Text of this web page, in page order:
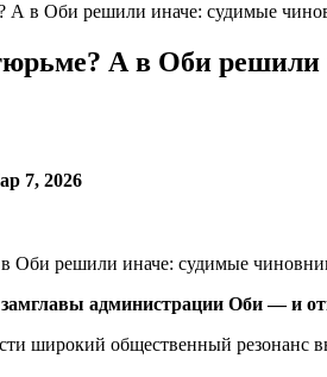
А в Оби решили иначе: судимые
А в Оби решили
7, 2026
администрации Оби — и
широкий общественный резонанс